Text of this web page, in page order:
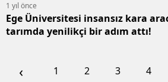
1 yıl önce
Ege Üniversitesi insansız kara
tarımda yenilikçi bir adım attı!
‹ 1 2 3 4